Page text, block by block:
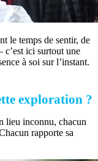
le temps de sentir, de
ici surtout une
à soi sur l’instant.
exploration ?
lieu inconnu, chacun
rapporte sa